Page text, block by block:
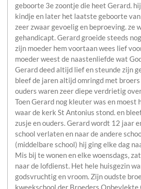
geboorte 3e zoontje die heet Gerard.
kindje en later het laatste geboorte
zeer zwaar gevoelig en beproeving. ze
gehandicapt. Gerard groeide steeds
zijn moeder hem voortaan wees lief
moeder weest de naastenliefde wat
Gerard deed altijd lief en steunde zijn
bleef de jaren altijd omringd met broers
ouders waren zeer diepe verdrietig
Toen Gerard nog kleuter was en moest
waar de kerk St Antonius stond. en
zusje en ouders. Gerard wordt 12 jaar
school verlaten en naar de andere
(middelbare school) hij ging elke dag
Mis bij te wonen en elke woensdags,
naar de lofdienst. Het hele huisgezin
godsvruchtig en vroom. Zijn oudste
kweekschool der Broeders